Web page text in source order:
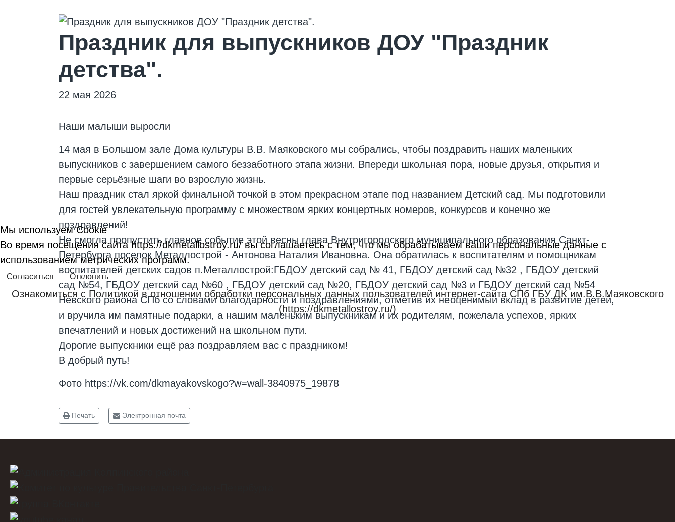
Праздник для выпускников ДОУ "Праздник
детства".
22 мая 2026
Наши малыши выросли
14 мая в Большом зале Дома культуры В.В. Маяковского мы собрались, чтобы поздравить наших маленьких
выпускников с завершением самого беззаботного этапа жизни. Впереди школьная пора, новые друзья, открытия и
первые серьёзные шаги во взрослую жизнь.
Наш праздник стал яркой финальной точкой в этом прекрасном этапе под названием Детский сад. Мы подготовили
для гостей увлекательную программу с множеством ярких концертных номеров, конкурсов и конечно же
поздравлений!
Не смогла пропустить главное событие этой весны глава Внутригородского муниципального образования Санкт-
Петербурга поселок Металлострой - Антонова Наталия Ивановна. Она обратилась к воспитателям и помощникам
воспитателей детских садов п.Металлострой:ГБДОУ детский сад № 41, ГБДОУ детский сад №32 , ГБДОУ детский
сад №54, ГБДОУ детский сад №60 , ГБДОУ детский сад №20, ГБДОУ детский сад №3 и ГБДОУ детский сад №54
Невского района СПб со словами благодарности и поздравлениями, отметив их неоценимый вклад в развитие детей,
и вручила им памятные подарки, а нашим маленьким выпускникам и их родителям, пожелала успехов, ярких
впечатлений и новых достижений на школьном пути.
Дорогие выпускники ещё раз поздравляем вас с праздником!
В добрый путь!
Фото https://vk.com/dkmayakovskogo?w=wall-3840975_19878
Печать Электронная почта
Мы используем Cookie
Во время посещения сайта https://dkmetallostroy.ru/ вы соглашаетесь с тем, что мы обрабатываем ваши персональные данные с
использованием метрических программ.
Согласиться Отклонить
Ознакомиться с Политикой в отношении обработки персональных данных пользователей интернет-сайта СПб ГБУ ДК им.В.В.Маяковского
(https://dkmetallostroy.ru/)